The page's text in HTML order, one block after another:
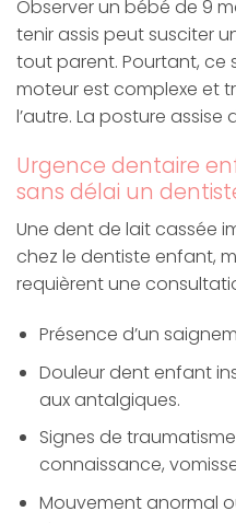
Observer un bébé de 9
tenir assis peut susciter
tout parent. Pourtant,
moteur est complexe et
l’autre. La posture assise
Urgence dentaire
sans délai un
Une dent de lait cassée
chez le dentiste enfant,
requièrent une
Présence d’un
Douleur dent enfant
aux antalgiques.
Signes de
connaissance,
Mouvement anormal